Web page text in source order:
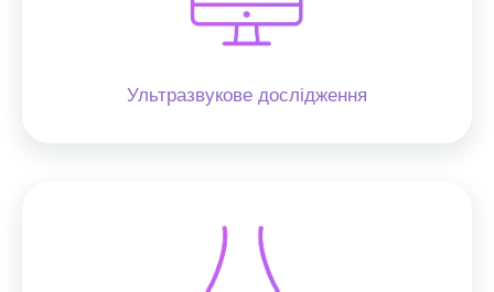
Ультразвукове дослідження